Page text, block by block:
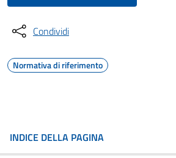
Condividi
Normativa di riferimento
INDICE DELLA PAGINA